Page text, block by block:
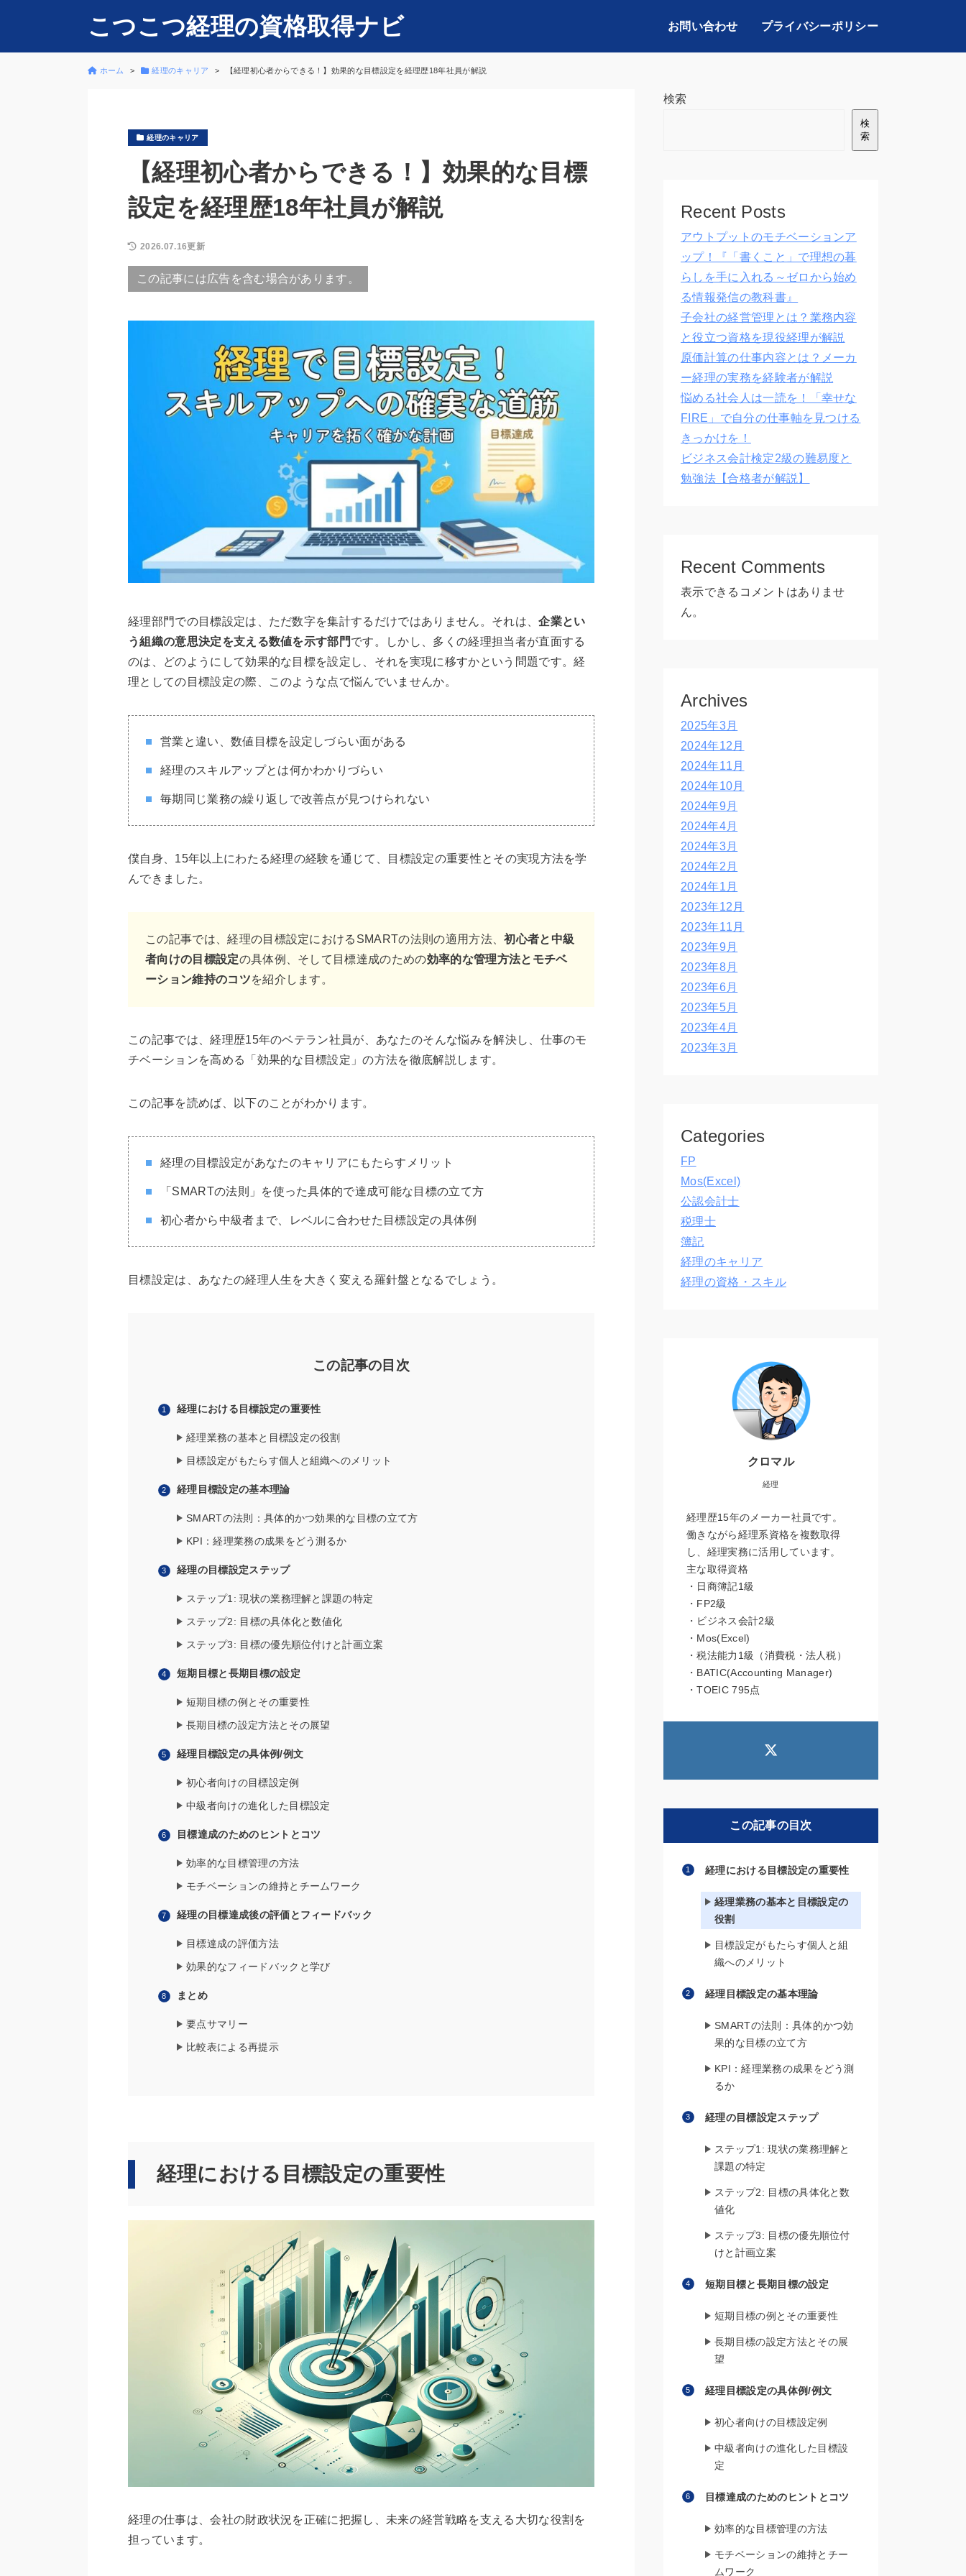
こつこつ経理の資格取得ナビ お問い合わせ プライバシーポリシー
ホーム 経理のキャリア 【経理初心者からできる！】効果的な目標設定を経理歴18年社員が解説
経理のキャリア
【経理初心者からできる！】効果的な目標
設定を経理歴18年社員が解説
2026.07.16更新
この記事には広告を含む場合があります。
経理部門での目標設定は、ただ数字を集計するだけではありません。それは、企業とい
う組織の意思決定を支える数値を示す部門です。しかし、多くの経理担当者が直面する
のは、どのようにして効果的な目標を設定し、それを実現に移すかという問題です。経
理としての目標設定の際、このような点で悩んでいませんか。
営業と違い、数値目標を設定しづらい面がある
経理のスキルアップとは何かわかりづらい
毎期同じ業務の繰り返しで改善点が見つけられない
僕自身、15年以上にわたる経理の経験を通じて、目標設定の重要性とその実現方法を学
んできました。
この記事では、経理の目標設定におけるSMARTの法則の適用方法、初心者と中級
者向けの目標設定の具体例、そして目標達成のための効率的な管理方法とモチベ
ーション維持のコツを紹介します。
この記事では、経理歴15年のベテラン社員が、あなたのそんな悩みを解決し、仕事のモ
チベーションを高める「効果的な目標設定」の方法を徹底解説します。
この記事を読めば、以下のことがわかります。
経理の目標設定があなたのキャリアにもたらすメリット
「SMARTの法則」を使った具体的で達成可能な目標の立て方
初心者から中級者まで、レベルに合わせた目標設定の具体例
目標設定は、あなたの経理人生を大きく変える羅針盤となるでしょう。
この記事の目次
経理における目標設定の重要性
経理業務の基本と目標設定の役割
目標設定がもたらす個人と組織へのメリット
経理目標設定の基本理論
SMARTの法則：具体的かつ効果的な目標の立て方
KPI：経理業務の成果をどう測るか
経理の目標設定ステップ
ステップ1: 現状の業務理解と課題の特定
ステップ2: 目標の具体化と数値化
ステップ3: 目標の優先順位付けと計画立案
短期目標と長期目標の設定
短期目標の例とその重要性
長期目標の設定方法とその展望
経理目標設定の具体例/例文
初心者向けの目標設定例
中級者向けの進化した目標設定
目標達成のためのヒントとコツ
効率的な目標管理の方法
モチベーションの維持とチームワーク
経理の目標達成後の評価とフィードバック
目標達成の評価方法
効果的なフィードバックと学び
まとめ
要点サマリー
比較表による再提示
経理における目標設定の重要性
経理の仕事は、会社の財政状況を正確に把握し、未来の経営戦略を支える大切な役割を
担っています。
検索
検
索
Recent Posts
アウトプットのモチベーションア
ップ！『「書くこと」で理想の暮
らしを手に入れる～ゼロから始め
る情報発信の教科書』
子会社の経営管理とは？業務内容
と役立つ資格を現役経理が解説
原価計算の仕事内容とは？メーカ
ー経理の実務を経験者が解説
悩める社会人は一読を！「幸せな
FIRE」で自分の仕事軸を見つける
きっかけを！
ビジネス会計検定2級の難易度と
勉強法【合格者が解説】
Recent Comments
表示できるコメントはありませ
ん。
Archives
2025年3月
2024年12月
2024年11月
2024年10月
2024年9月
2024年4月
2024年3月
2024年2月
2024年1月
2023年12月
2023年11月
2023年9月
2023年8月
2023年6月
2023年5月
2023年4月
2023年3月
Categories
FP
Mos(Excel)
公認会計士
税理士
簿記
経理のキャリア
経理の資格・スキル
クロマル
経理
経理歴15年のメーカー社員です。
働きながら経理系資格を複数取得
し、経理実務に活用しています。
主な取得資格
・日商簿記1級
・FP2級
・ビジネス会計2級
・Mos(Excel)
・税法能力1級（消費税・法人税）
・BATIC(Accounting Manager)
・TOEIC 795点
この記事の目次
経理における目標設定の重要性
経理業務の基本と目標設定の
役割
目標設定がもたらす個人と組
織へのメリット
経理目標設定の基本理論
SMARTの法則：具体的かつ効
果的な目標の立て方
KPI：経理業務の成果をどう測
るか
経理の目標設定ステップ
ステップ1: 現状の業務理解と
課題の特定
ステップ2: 目標の具体化と数
値化
ステップ3: 目標の優先順位付
けと計画立案
短期目標と長期目標の設定
短期目標の例とその重要性
長期目標の設定方法とその展
望
経理目標設定の具体例/例文
初心者向けの目標設定例
中級者向けの進化した目標設
定
目標達成のためのヒントとコツ
効率的な目標管理の方法
モチベーションの維持とチー
ムワーク